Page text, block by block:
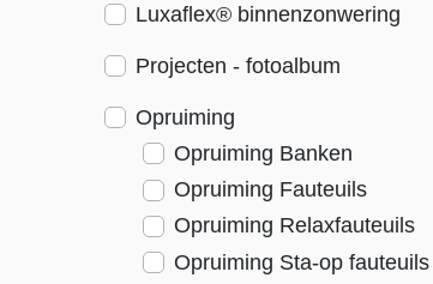
Luxaflex® binnenzonwering
Projecten - fotoalbum
Opruiming
Opruiming Banken
Opruiming Fauteuils
Opruiming Relaxfauteuils
Opruiming Sta-op fauteuils